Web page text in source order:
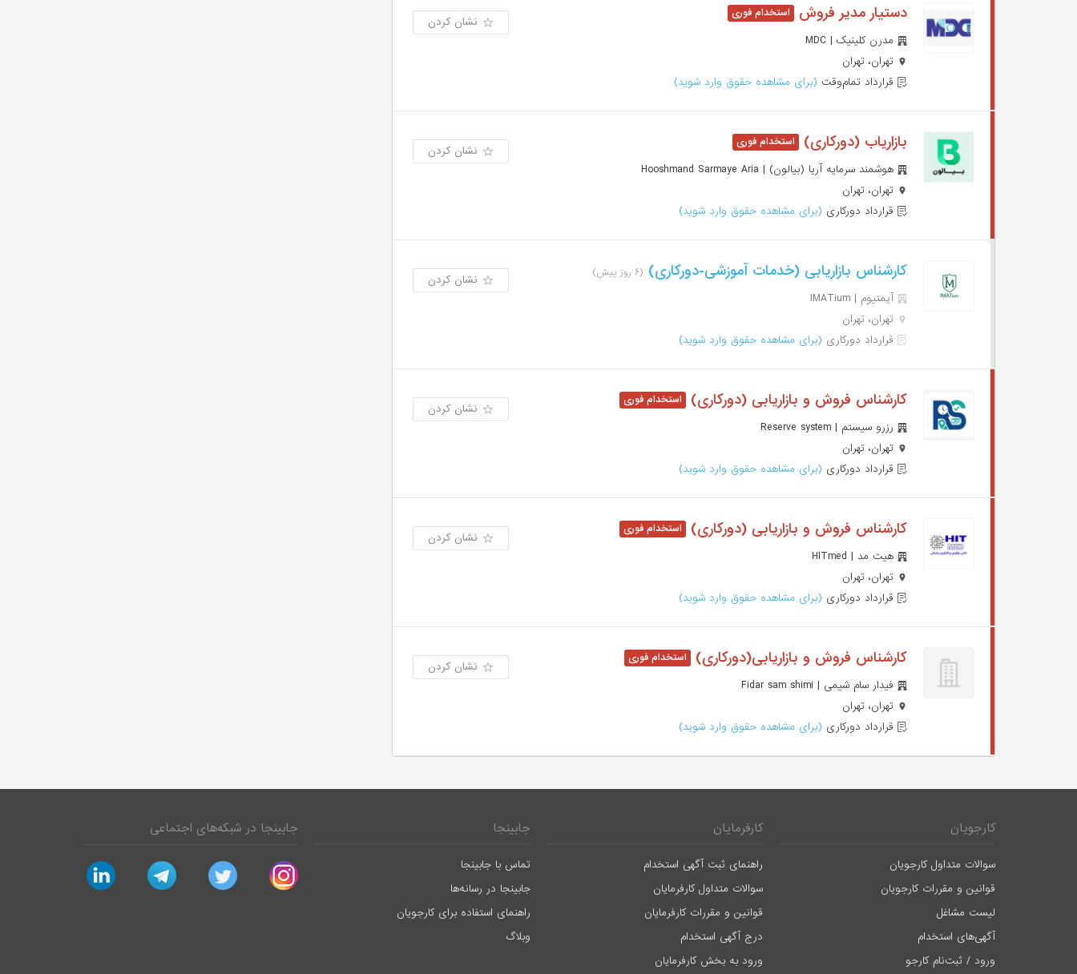
دستیار مدیر فروش
مدرن کلینیک | MDC
تهران، تهران
قرارداد تمام‌وقت (برای مشاهده حقوق وارد شوید)
نشان کردن
بازاریاب (دورکاری)
هوشمند سرمایه آریا (بیالون) | Hooshmand Sarmaye Aria
تهران، تهران
قرارداد دورکاری (برای مشاهده حقوق وارد شوید)
نشان کردن
کارشناس بازاریابی (خدمات آموزشی-دورکاری) (۶ روز پیش)
آیمتیوم | IMATium
تهران، تهران
قرارداد دورکاری (برای مشاهده حقوق وارد شوید)
نشان کردن
کارشناس فروش و بازاریابی (دورکاری)
رزرو سیستم | Reserve system
تهران، تهران
قرارداد دورکاری (برای مشاهده حقوق وارد شوید)
نشان کردن
کارشناس فروش و بازاریابی (دورکاری)
هیت مد | HITmed
تهران، تهران
قرارداد دورکاری (برای مشاهده حقوق وارد شوید)
نشان کردن
کارشناس فروش و بازاریابی(دورکاری)
فیدار سام شیمی | Fidar sam shimi
تهران، تهران
قرارداد دورکاری (برای مشاهده حقوق وارد شوید)
نشان کردن
کارجویان
سوالات متداول کارجویان
قوانین و مقررات کارجویان
لیست مشاغل
آگهی‌های استخدام
ورود / ثبت‌نام کارجو
کارفرمایان
راهنمای ثبت آگهی استخدام
سوالات متداول کارفرمایان
قوانین و مقررات کارفرمایان
درج آگهی استخدام
ورود به بخش کارفرمایان
جابینجا
تماس با جابینجا
جابینجا در رسانه‌ها
راهنمای استفاده برای کارجویان
وبلاگ
جابینجا در شبکه‌های اجتماعی
instagram
twitter
telegram
linkedin